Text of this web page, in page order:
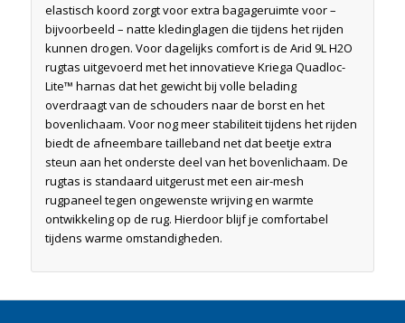
elastisch koord zorgt voor extra bagageruimte voor –
bijvoorbeeld – natte kledinglagen die tijdens het rijden
kunnen drogen. Voor dagelijks comfort is de Arid 9L H2O
rugtas uitgevoerd met het innovatieve Kriega Quadloc-
Lite™ harnas dat het gewicht bij volle belading
overdraagt van de schouders naar de borst en het
bovenlichaam. Voor nog meer stabiliteit tijdens het rijden
biedt de afneembare tailleband net dat beetje extra
steun aan het onderste deel van het bovenlichaam. De
rugtas is standaard uitgerust met een air-mesh
rugpaneel tegen ongewenste wrijving en warmte
ontwikkeling op de rug. Hierdoor blijf je comfortabel
tijdens warme omstandigheden.